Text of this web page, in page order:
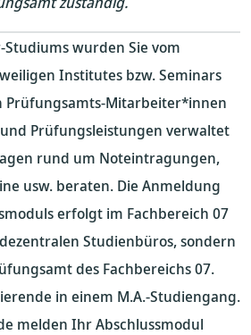
wurden Sie vom
Institutes bzw. Seminars
Prüfungsamts-Mitarbeiter*innen
Prüfungsleistungen verwaltet
rund um Noteintragungen,
usw. beraten. Die Anmeldung
erfolgt im Fachbereich 07
Studienbüros, sondern
des Fachbereichs 07.
in einem M.A.-Studiengang.
melden Ihr Abschlussmodul